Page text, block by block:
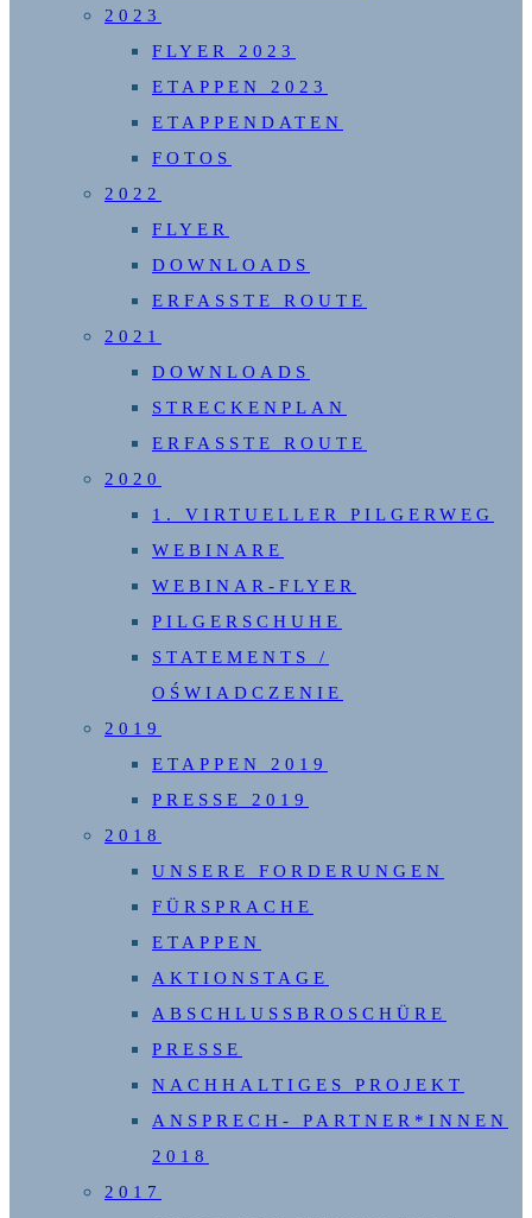
2023
FLYER 2023
ETAPPEN 2023
ETAPPENDATEN
FOTOS
2022
FLYER
DOWNLOADS
ERFASSTE ROUTE
2021
DOWNLOADS
STRECKENPLAN
ERFASSTE ROUTE
2020
1. VIRTUELLER PILGERWEG
WEBINARE
WEBINAR-FLYER
PILGERSCHUHE
STATEMENTS /
OŚWIADCZENIE
2019
ETAPPEN 2019
PRESSE 2019
2018
UNSERE FORDERUNGEN
FÜRSPRACHE
ETAPPEN
AKTIONSTAGE
ABSCHLUSSBROSCHÜRE
PRESSE
NACHHALTIGES PROJEKT
ANSPRECH- PARTNER*INNEN
2018
2017